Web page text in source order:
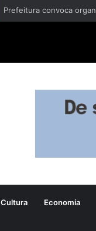
Prefeitura convoca
Cultura Economia